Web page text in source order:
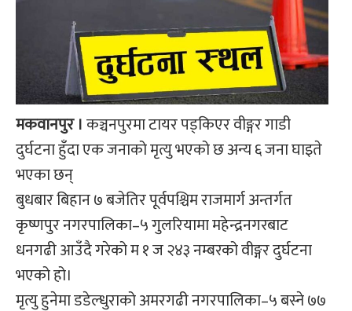
मकवानपुर ।कञ्चनपुरमा टायर पड्किएर वीङ्गर गाडी
दुर्घटना हुँदा एक जनाको मृत्यु भएको छ अन्य ६ जना घाइते
भएका छन्
बुधबार बिहान ७ बजेतिर पूर्वपश्चिम राजमार्ग अन्तर्गत
कृष्णपुर नगरपालिका–५ गुलरियामा महेन्द्रनगरबाट
धनगढी आउँदै गरेको म १ ज २४३ नम्बरको वीङ्गर दुर्घटना
भएको हो।
मृत्यु हुनेमा डडेल्धुराको अमरगढी नगरपालिका–५ बस्ने ७७